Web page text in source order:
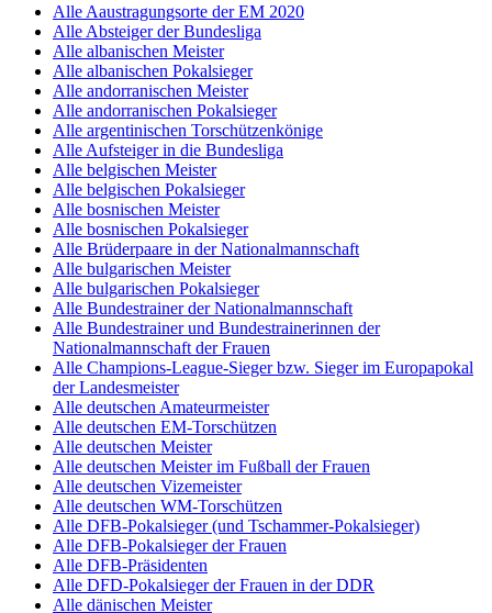
Alle Aaustragungsorte der EM 2020
Alle Absteiger der Bundesliga
Alle albanischen Meister
Alle albanischen Pokalsieger
Alle andorranischen Meister
Alle andorranischen Pokalsieger
Alle argentinischen Torschützenkönige
Alle Aufsteiger in die Bundesliga
Alle belgischen Meister
Alle belgischen Pokalsieger
Alle bosnischen Meister
Alle bosnischen Pokalsieger
Alle Brüderpaare in der Nationalmannschaft
Alle bulgarischen Meister
Alle bulgarischen Pokalsieger
Alle Bundestrainer der Nationalmannschaft
Alle Bundestrainer und Bundestrainerinnen der
Nationalmannschaft der Frauen
Alle Champions-League-Sieger bzw. Sieger im Europapokal
der Landesmeister
Alle deutschen Amateurmeister
Alle deutschen EM-Torschützen
Alle deutschen Meister
Alle deutschen Meister im Fußball der Frauen
Alle deutschen Vizemeister
Alle deutschen WM-Torschützen
Alle DFB-Pokalsieger (und Tschammer-Pokalsieger)
Alle DFB-Pokalsieger der Frauen
Alle DFB-Präsidenten
Alle DFD-Pokalsieger der Frauen in der DDR
Alle dänischen Meister